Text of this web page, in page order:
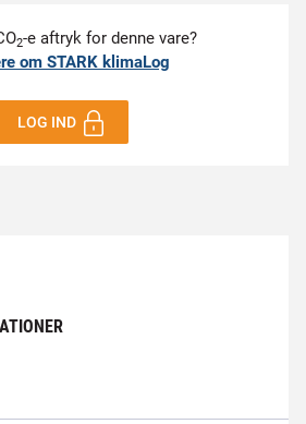
2-e aftryk for denne vare?
om STARK klimaLog
LOG IND